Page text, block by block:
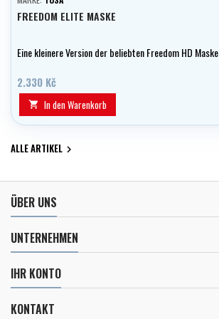
FREEDOM ELITE MASKE
Eine kleinere Version der beliebten Freedom HD Maske
2.330 Kč
 In den Warenkorb
ALLE ARTIKEL 
ÜBER UNS
UNTERNEHMEN
IHR KONTO
KONTAKT